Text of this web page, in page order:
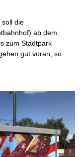
soll die
ab dem
zum Stadtpark
gut voran, so